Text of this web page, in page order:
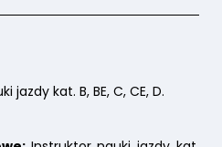
jazdy kat. B, BE, C, CE, D.